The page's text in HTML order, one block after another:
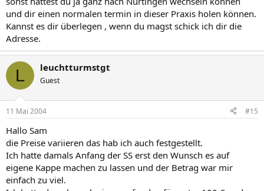
und dir einen normalen termin in dieser Praxis holen können.
Kannst es dir überlegen , wenn du magst schick ich dir die
Adresse.
L leuchtturmstgt
Guest
11 Mai 2004 #15
Hallo Sam
die Preise variieren das hab ich auch festgestellt.
Ich hatte damals Anfang der SS erst den Wunsch es auf
eigene Kappe machen zu lassen und der Betrag war mir
einfach zu viel.